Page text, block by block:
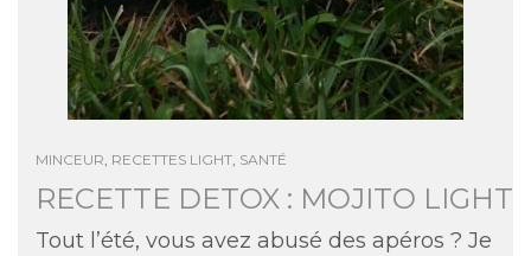
MINCEUR, RECETTES LIGHT, SANTÉ
RECETTE DETOX : MOJITO LIGHT
Tout l’été, vous avez abusé des apéros ? Je